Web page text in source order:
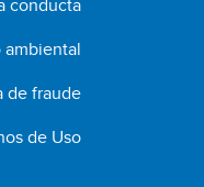
ambiental
de fraude
de Uso